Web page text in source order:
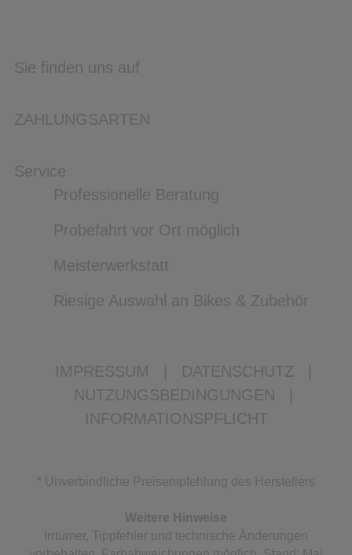
Sie finden uns auf
ZAHLUNGSARTEN
Service
Professionelle Beratung
Probefahrt vor Ort möglich
Meisterwerkstatt
Riesige Auswahl an Bikes & Zubehör
IMPRESSUM DATENSCHUTZ
NUTZUNGSBEDINGUNGEN
INFORMATIONSPFLICHT
* Unverbindliche Preisempfehlung des Herstellers
Weitere Hinweise
Irrtümer, Tippfehler und technische Änderungen